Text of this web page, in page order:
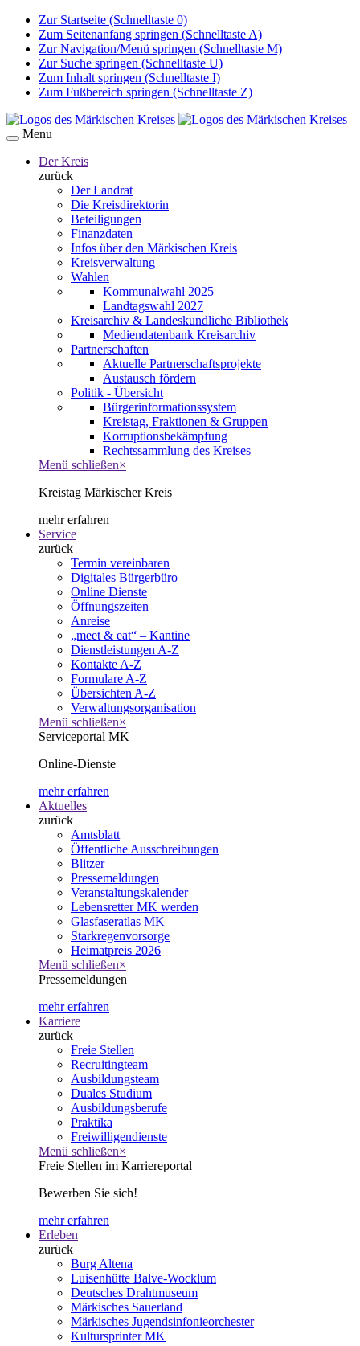
Zur Startseite (Schnelltaste 0)
Zum Seitenanfang springen (Schnelltaste A)
Zur Navigation/Menü springen (Schnelltaste M)
Zur Suche springen (Schnelltaste U)
Zum Inhalt springen (Schnelltaste I)
Zum Fußbereich springen (Schnelltaste Z)
Menu
Der Kreis
zurück
Der Landrat
Die Kreisdirektorin
Beteiligungen
Finanzdaten
Infos über den Märkischen Kreis
Kreisverwaltung
Wahlen
Kommunalwahl 2025
Landtagswahl 2027
Kreisarchiv & Landeskundliche Bibliothek
Mediendatenbank Kreisarchiv
Partnerschaften
Aktuelle Partnerschaftsprojekte
Austausch fördern
Politik - Übersicht
Bürgerinformationssystem
Kreistag, Fraktionen & Gruppen
Korruptionsbekämpfung
Rechtssammlung des Kreises
Menü schließen×
Kreistag Märkischer Kreis
mehr erfahren
Service
zurück
Termin vereinbaren
Digitales Bürgerbüro
Online Dienste
Öffnungszeiten
Anreise
„meet & eat“ – Kantine
Dienstleistungen A-Z
Kontakte A-Z
Formulare A-Z
Übersichten A-Z
Verwaltungsorganisation
Menü schließen×
Serviceportal MK
Online-Dienste
mehr erfahren
Aktuelles
zurück
Amtsblatt
Öffentliche Ausschreibungen
Blitzer
Pressemeldungen
Veranstaltungskalender
Lebensretter MK werden
Glasfaseratlas MK
Starkregenvorsorge
Heimatpreis 2026
Menü schließen×
Pressemeldungen
mehr erfahren
Karriere
zurück
Freie Stellen
Recruitingteam
Ausbildungsteam
Duales Studium
Ausbildungsberufe
Praktika
Freiwilligendienste
Menü schließen×
Freie Stellen im Karriereportal
Bewerben Sie sich!
mehr erfahren
Erleben
zurück
Burg Altena
Luisenhütte Balve-Wocklum
Deutsches Drahtmuseum
Märkisches Sauerland
Märkisches Jugendsinfonieorchester
Kultursprinter MK